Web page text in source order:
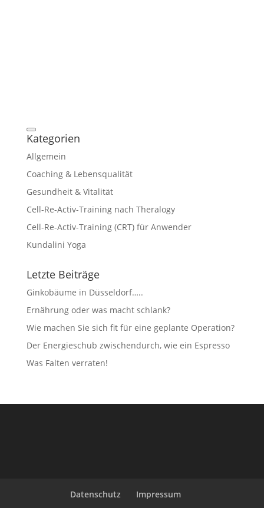
Kategorien
Allgemein
Coaching & Lebensqualität
Gesundheit & Vitalität
Cell-Re-Activ-Training nach Theralogy
Cell-Re-Activ-Training (CRT) für Anwender
Kundalini Yoga
Letzte Beiträge
Ginkobäume in Düsseldorf…..
Ernährung oder was macht schlank?
Wie machen Sie sich fit für eine geplante Operation?
Der Energieschub zwischendurch, wie ein Espresso
Was Falten verraten!
Datenschutz Impressum